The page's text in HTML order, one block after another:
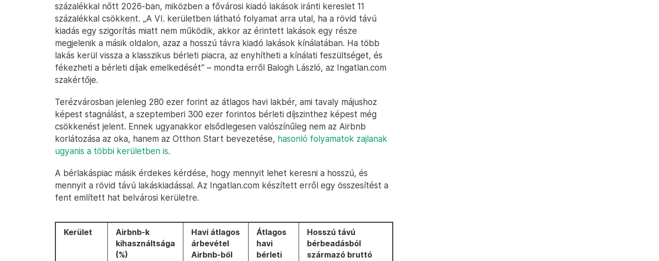
százalékkal nőtt 2026-ban, miközben a fővárosi kiadó lakások iránti kereslet 11
százalékkal csökkent. „A VI. kerületben látható folyamat arra utal, ha a rövid távú
kiadás egy szigorítás miatt nem működik, akkor az érintett lakások egy része
megjelenik a másik oldalon, azaz a hosszú távra kiadó lakások kínálatában. Ha több
lakás kerül vissza a klasszikus bérleti piacra, az enyhítheti a kínálati feszültséget, és
fékezheti a bérleti díjak emelkedését” – mondta erről Balogh László, az Ingatlan.com
szakértője.
Terézvárosban jelenleg 280 ezer forint az átlagos havi lakbér, ami tavaly májushoz
képest stagnálást, a szeptemberi 300 ezer forintos bérleti díjszinthez képest még
csökkenést jelent. Ennek ugyanakkor elsődlegesen valószínűleg nem az Airbnb
korlátozása az oka, hanem az Otthon Start bevezetése, hasonló folyamatok zajlanak
ugyanis a többi kerületben is.
A bérlakáspiac másik érdekes kérdése, hogy mennyit lehet keresni a hosszú, és
mennyit a rövid távú lakáskiadással. Az Ingatlan.com készített erről egy összesítést a
fent említett hat belvárosi kerületre.
Kerület
Airbnb-k
kihasználtsága
(%)
Havi átlagos
árbevétel
Airbnb-ből
Átlagos
havi
bérleti
Hosszú távú
bérbeadásból
származó bruttó